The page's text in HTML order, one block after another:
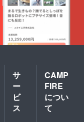
サ
ー
ビ
ス
CAMP
FIRE
につい
て